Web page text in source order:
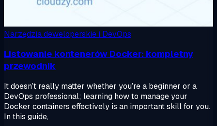
Narzędzia deweloperskie i DevOps
Listowanie kontenerów Docker: kompletny
przewodnik
It doesn’t really matter whether you’re a beginner or a
DevOps professional; learning how to manage your
Docker containers effectively is an important skill for you.
In this guide,